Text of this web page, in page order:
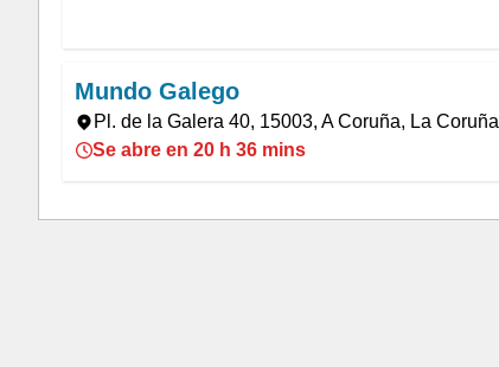
Mundo Galego
Pl. de la Galera 40, 15003, A Coruña, La Coruña
Se abre en 20 h 36 mins